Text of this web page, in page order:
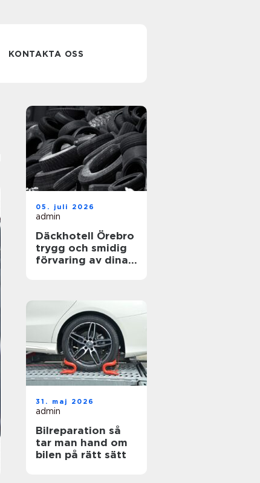
KONTAKTA OSS
05. juli 2026
admin
Däckhotell Örebro
trygg och smidig
förvaring av dina
31. maj 2026
admin
Bilreparation så
tar man hand om
bilen på rätt sätt